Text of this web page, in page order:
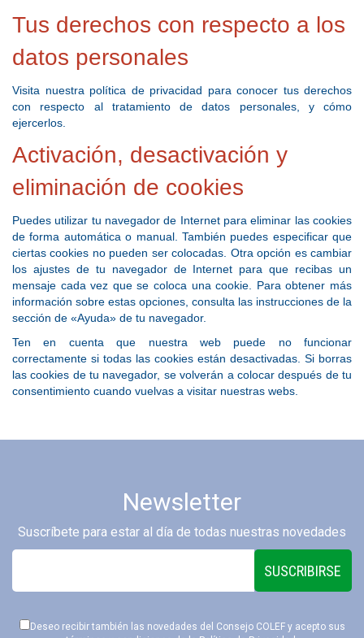
Tus derechos con respecto a los
datos personales
Visita nuestra política de privacidad para conocer tus derechos
con respecto al tratamiento de datos personales, y cómo
ejercerlos.
Activación, desactivación y
eliminación de cookies
Puedes utilizar tu navegador de Internet para eliminar las cookies
de forma automática o manual. También puedes especificar que
ciertas cookies no pueden ser colocadas. Otra opción es cambiar
los ajustes de tu navegador de Internet para que recibas un
mensaje cada vez que se coloca una cookie. Para obtener más
información sobre estas opciones, consulta las instrucciones de la
sección de «Ayuda» de tu navegador.
Ten en cuenta que nuestra web puede no funcionar
correctamente si todas las cookies están desactivadas. Si borras
las cookies de tu navegador, se volverán a colocar después de tu
consentimiento cuando vuelvas a visitar nuestras webs.
Newsletter
Suscríbete para estar al día de todas nuestras novedades
SUSCRIBIRSE
Deseo recibir también las novedades del Consejo COLEF y acepto sus